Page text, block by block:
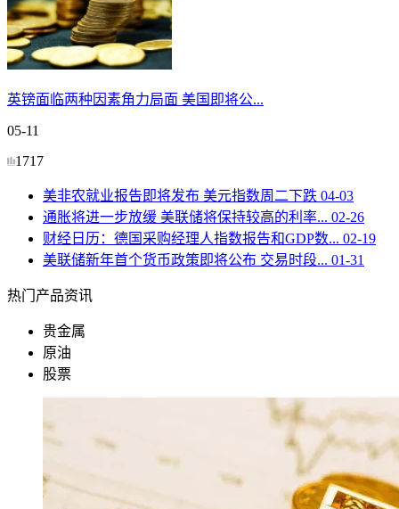
英镑面临两种因素角力局面 美国即将公...
05-11
1717
美非农就业报告即将发布 美元指数周二下跌 04-03
通胀将进一步放缓 美联储将保持较高的利率... 02-26
财经日历：德国采购经理人指数报告和GDP数... 02-19
美联储新年首个货币政策即将公布 交易时段... 01-31
热门产品资讯
贵金属
原油
股票